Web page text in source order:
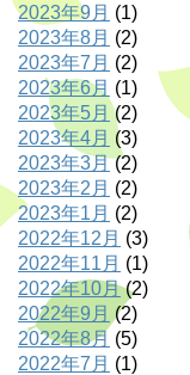
2023年9月 (1)
2023年8月 (2)
2023年7月 (2)
2023年6月 (1)
2023年5月 (2)
2023年4月 (3)
2023年3月(2)
2023年2月 (2)
2023年1月 (2)
2022年12月 (3)
2022年11月 (1)
2022年10月(2)
2022年9月 (2)
2022年8月 (5)
2022年7月 (1)